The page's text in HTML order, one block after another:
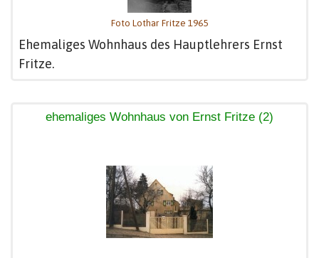
Foto Lothar Fritze 1965
Ehemaliges Wohnhaus des Hauptlehrers Ernst
Fritze.
ehemaliges Wohnhaus von Ernst Fritze (2)